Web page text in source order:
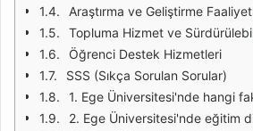
Araştırma ve Geliştirme
Topluma Hizmet ve
Öğrenci Destek Hizmetleri
SSS (Sıkça Sorulan Sorular)
1. Ege Üniversitesi'nde hangi
2. Ege Üniversitesi'nde eğitim